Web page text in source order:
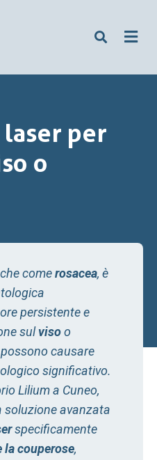
per
o
comerosacea, è
persistente e
sulvisoo
causare
significativo.
Lilium a Cuneo,
avanzata
specificamente
la couperose,